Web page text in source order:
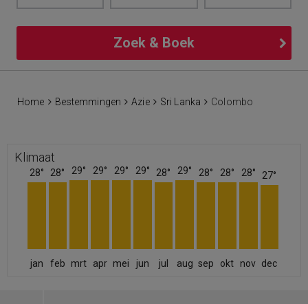
Zoek & Boek
Home Bestemmingen Azie Sri Lanka Colombo
Klimaat
28° 28° 29° 29° 29° 29° 28° 29° 28° 28° 28° 27°
jan feb mrt apr mei jun jul aug sep okt nov dec